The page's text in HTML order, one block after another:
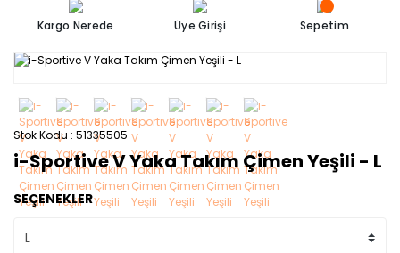
Kargo Nerede Üye Girişi Sepetim
Stok Kodu 51335505
i-Sportive V Yaka Takım Çimen Yeşili - L
SEÇENEKLER